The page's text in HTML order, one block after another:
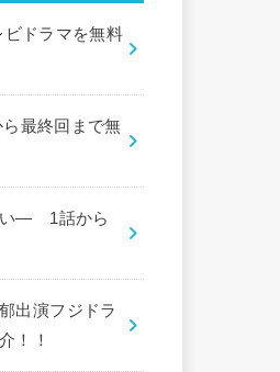
ドラマを無料
最終回まで無
い― 1話から
出演フジドラ
！！